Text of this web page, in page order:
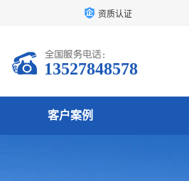
资质认证
13527848578
客户案例